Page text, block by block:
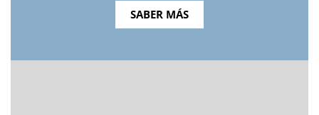
SABER MÁS